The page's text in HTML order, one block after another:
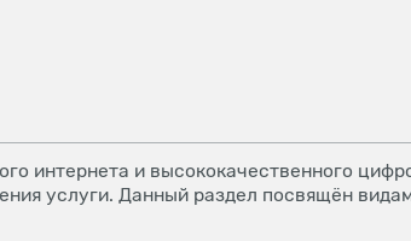
интернета и высококачественного
услуги. Данный раздел посвящён